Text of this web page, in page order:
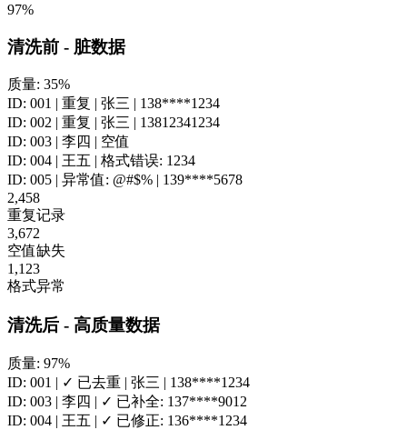
97%
清洗前 - 脏数据
质量: 35%
ID: 001 | 重复 | 张三 | 138****1234
ID: 002 | 重复 | 张三 | 13812341234
ID: 003 | 李四 | 空值
ID: 004 | 王五 | 格式错误: 1234
ID: 005 | 异常值: @#$% | 139****5678
2,458
重复记录
3,672
空值缺失
1,123
格式异常
清洗后 - 高质量数据
质量: 97%
ID: 001 | ✓ 已去重 | 张三 | 138****1234
ID: 003 | 李四 | ✓ 已补全: 137****9012
ID: 004 | 王五 | ✓ 已修正: 136****1234